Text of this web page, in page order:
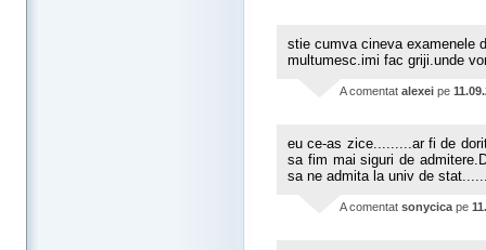
stie cumva cineva examenele
multumesc.imi fac griji.unde
A comentat alexei pe
eu ce-as zice.........ar fi de
sa fim mai siguri de
sa ne admita la univ de
A comentat sonycica pe